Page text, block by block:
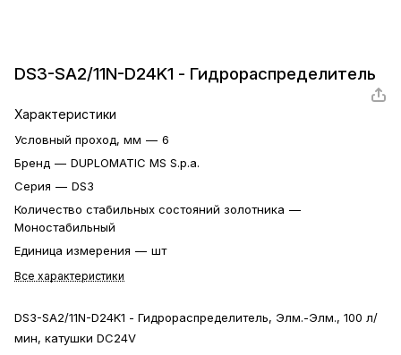
DS3-SA2/11N-D24K1 - Гидрораспределитель
Характеристики
Условный проход, мм — 6
Бренд — DUPLOMATIC MS S.p.a.
Серия — DS3
Количество стабильных состояний золотника —
Моностабильный
Единица измерения — шт
Все характеристики
DS3-SA2/11N-D24K1 - Гидрораспределитель, Элм.-Элм., 100 л/
мин, катушки DC24V